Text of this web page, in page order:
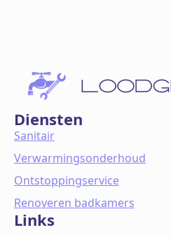
Diensten
Sanitair
Verwarmingsonderhoud
Ontstoppingservice
Renoveren badkamers
Links